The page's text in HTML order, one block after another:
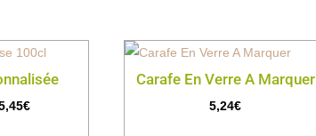
€Plage
Carafe En Verre A Marquer
5,24€